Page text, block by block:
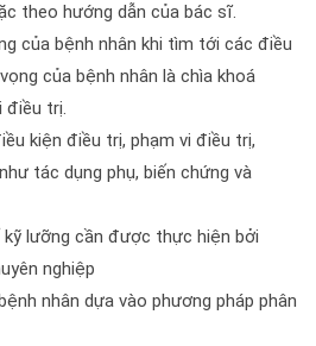
theo hướng dẫn của bác sĩ.
của bệnh nhân khi tìm tới các điều
của bệnh nhân là chìa khoá
điều trị.
kiện điều trị, phạm vi điều trị,
tác dụng phụ, biến chứng và
lưỡng cần được thực hiện bởi
nghiệp
nhân dựa vào phương pháp phân